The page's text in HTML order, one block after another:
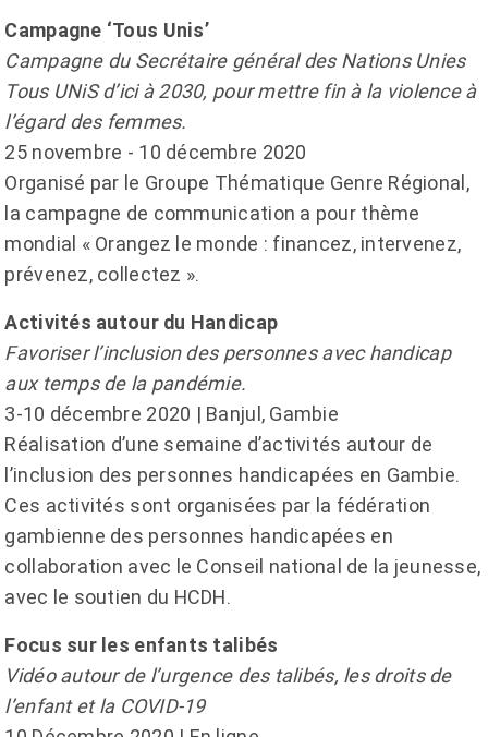
Campagne ‘Tous Unis’
Campagne du Secrétaire général des Nations Unies
Tous UNiS d’ici à 2030, pour mettre fin à la violence à
l’égard des femmes.
25 novembre - 10 décembre 2020
Organisé par le Groupe Thématique Genre Régional,
la campagne de communication a pour thème
mondial « Orangez le monde : financez, intervenez,
prévenez, collectez ».
Activités autour du Handicap
Favoriser l’inclusion des personnes avec handicap
aux temps de la pandémie.
3-10 décembre 2020 | Banjul, Gambie
Réalisation d’une semaine d’activités autour de
l’inclusion des personnes handicapées en Gambie.
Ces activités sont organisées par la fédération
gambienne des personnes handicapées en
collaboration avec le Conseil national de la jeunesse,
avec le soutien du HCDH.
Focus sur les enfants talibés
Vidéo autour de l’urgence des talibés, les droits de
l’enfant et la COVID-19